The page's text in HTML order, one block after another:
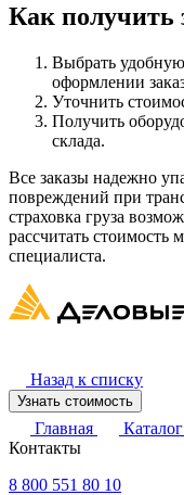
Как получить
Выбрать
оформлении
Уточнить
Получить
склада.
Все заказы надежно
повреждений при
страховка груза
рассчитать стоимость
специалиста.
Назад к списку
Узнать стоимость
Главная Каталог
Контакты
8 800 551 80 10